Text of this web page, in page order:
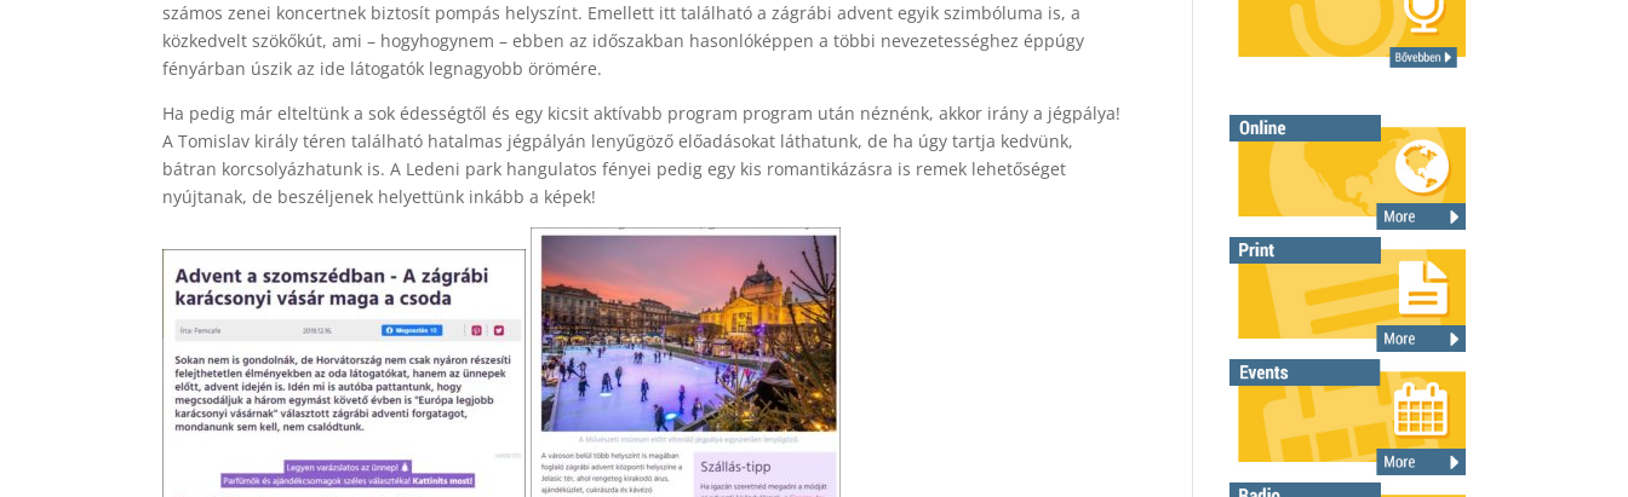
számos zenei koncertnek biztosít pompás helyszínt. Emellett itt található a zágrábi advent egyik szimbóluma is, a
közkedvelt szökőkút, ami – hogyhogynem – ebben az időszakban hasonlóképpen a többi nevezetességhez éppúgy
fényárban úszik az ide látogatók legnagyobb örömére.
Ha pedig már elteltünk a sok édességtől és egy kicsit aktívabb program program után néznénk, akkor irány a jégpálya!
A Tomislav király téren található hatalmas jégpályán lenyűgöző előadásokat láthatunk, de ha úgy tartja kedvünk,
bátran korcsolyázhatunk is. A Ledeni park hangulatos fényei pedig egy kis romantikázásra is remek lehetőséget
nyújtanak, de beszéljenek helyettünk inkább a képek!